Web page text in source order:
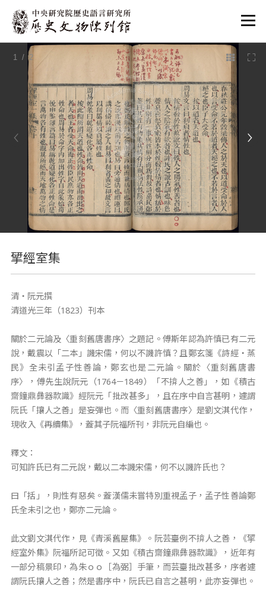
:::
1 / 2
揅經室集
清‧阮元撰
清道光三年（1823）刊本
關於二元論及〈重刻舊唐書序〉之題記。傅斯年認為許慎已有二元
說，戴震以「二本」譏宋儒，何以不譏許慎？且鄭玄箋《詩經‧蒸
民》全未引孟子性善論，鄭玄也是二元論。關於〈重刻舊唐書
序〉，傅先生說阮元（1764－1849）「不揜人之善」，如《積古
齋鐘鼎彝器款識》經阮元「批改甚多」，且在序中自言甚明，遽謂
阮氏「攘人之善」是妄彈也。而〈重刻舊唐書序〉是劉文淇代作，
現收入《再續集》，蓋其子阮福所刊，非阮元自編也。
釋文：
可知許氏已有二元說，戴以二本譏宋儒，何不以譏許氏也？
曰「括」，則性有惡矣。蓋漢儒未嘗特別重視孟子，孟子性善論鄭
氏全未引之也，鄭亦二元論。
此文劉文淇代作，見《青溪舊屋集》。阮芸臺例不揜人之善，《揅
經室外集》阮福所記可徵。又如《積古齋鐘鼎彝器款識》，近年有
一部分稿景印，為朱ｏｏ［為弼］手筆，而芸臺批改甚多，序者遽
謂阮氏攘人之善；然是書序中，阮氏已自言之甚明，此亦妄彈也。